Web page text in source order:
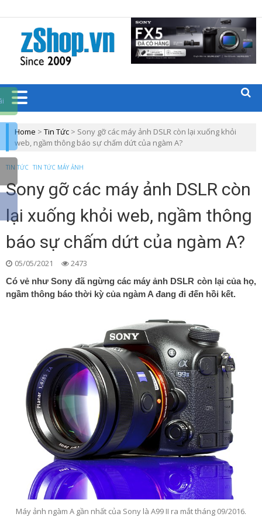
BLOGS CÁC
SẢN PHẨM
CÔNG
NGHỆ
Home > Tin Tức > Sony gỡ các máy ảnh DSLR còn lại xuống khỏi
web, ngầm thông báo sự chấm dứt của ngàm A?
TIN TỨC TIN TỨC MÁY ẢNH
Sony gỡ các máy ảnh DSLR còn
lại xuống khỏi web, ngầm thông
báo sự chấm dứt của ngàm A?
05/05/2021 2473
Có vẻ như Sony đã ngừng các máy ảnh DSLR còn lại của họ,
ngầm thông báo thời kỳ của ngàm A đang đi đến hồi kết.
Máy ảnh ngàm A gần nhất của Sony là A99 II ra mắt tháng 09/2016.